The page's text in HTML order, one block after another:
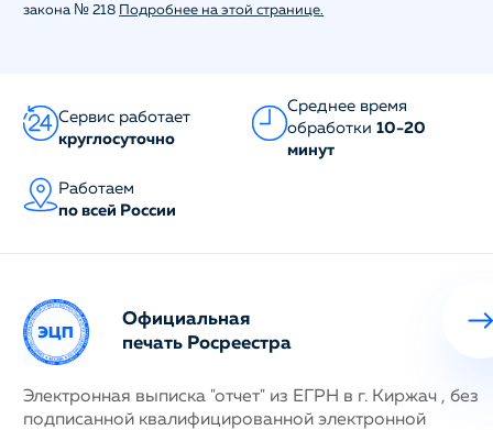
закона № 218 Подробнее на этой странице.
Сервис работает
круглосуточно
Среднее время
обработки 10-20
минут
Работаем
по всей России
Официальная
печать Росреестра
Электронная выписка "отчет" из ЕГРН в г. Киржач , без
подписанной квалифицированной электронной